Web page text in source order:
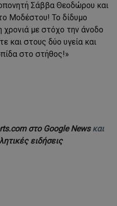
Σάββα Θεοδώρου και
Μοδέστου! Το δίδυμο
χρονιά με στόχο την άνοδο
και στους δύο υγεία και
στο στήθος!»
στο Google Newsκαι
ειδήσεις